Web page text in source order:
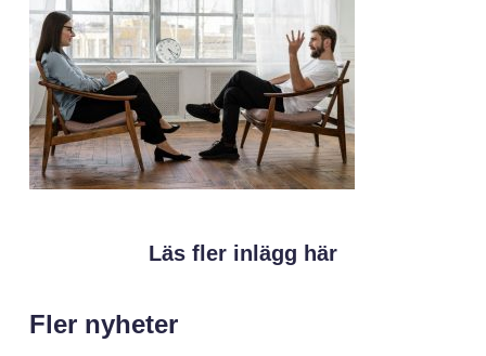
Läs fler inlägg här
Fler nyheter